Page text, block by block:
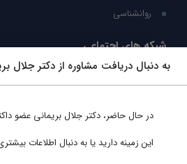
روانشناسی
شبکه های اجتماعی
ما را در شبکه های اجتماعی دنبال کنید
به دنبال دریافت مشاوره از دکتر جلال
در حال حاضر، دکتر جلال بریمانی عضو
این زمینه دارید یا به دنبال اطلاعات